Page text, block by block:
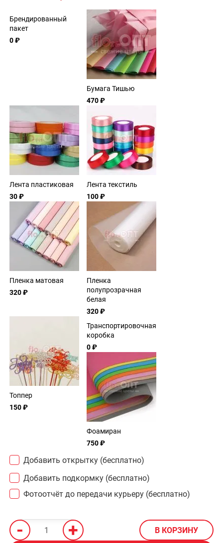
Брендированный
пакет
0 ₽
Бумага Тишью
470 ₽
Лента пластиковая
30 ₽
Лента текстиль
100 ₽
Пленка матовая
320 ₽
Пленка
полупрозрачная
белая
320 ₽
Топпер
150 ₽
Транспортировочная
коробка
0 ₽
Фоамиран
750 ₽
Добавить открытку (бесплатно)
Добавить подкормку (бесплатно)
Фотоотчёт до передачи курьеру (бесплатно)
- + В КОРЗИНУ